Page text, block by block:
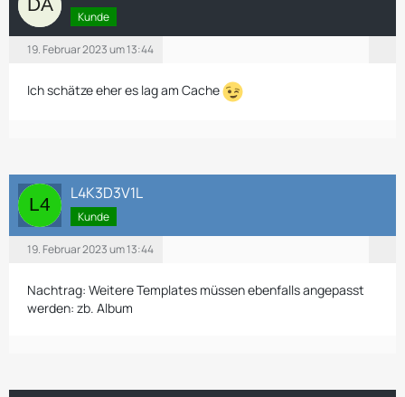
Kunde
19. Februar 2023 um 13:44
Ich schätze eher es lag am Cache
L4K3D3V1L
Kunde
19. Februar 2023 um 13:44
Nachtrag: Weitere Templates müssen ebenfalls angepasst
werden: zb. Album